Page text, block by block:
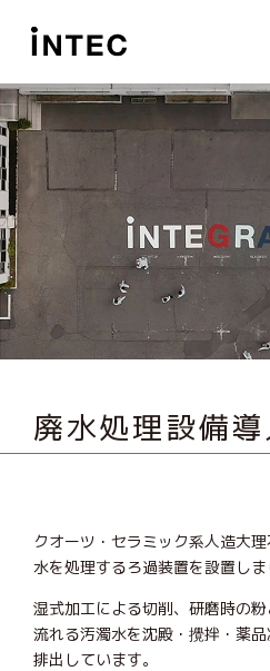
廃水処理設備導
クオーツ・セラミック系人造大
水を処理するろ過装置を設置しま
湿式加工による切削、研磨時の
流れる汚濁水を沈殿・攪拌・薬
排出しています。